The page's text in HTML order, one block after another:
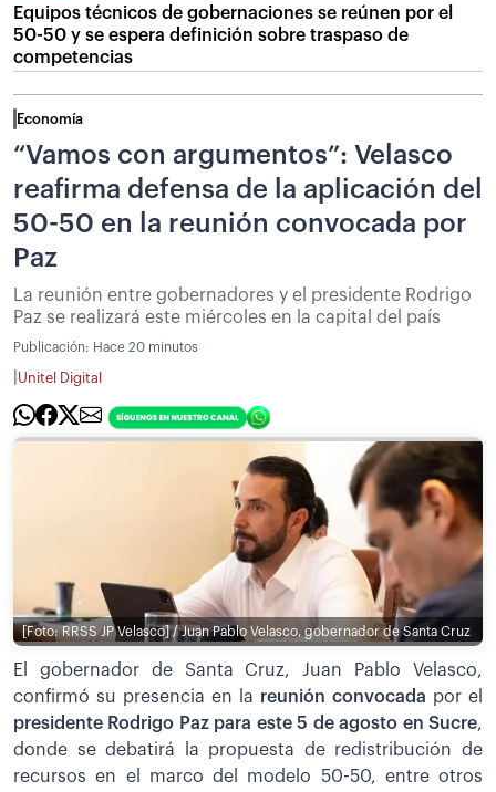
Equipos técnicos de gobernaciones se reúnen por el
50-50 y se espera definición sobre traspaso de
competencias
Economía
“Vamos con argumentos”: Velasco
reafirma defensa de la aplicación del
50-50 en la reunión convocada por
Paz
La reunión entre gobernadores y el presidente Rodrigo
Paz se realizará este miércoles en la capital del país
Publicación: Hace 20 minutos
Unitel Digital
[Foto: RRSS JP Velasco] / Juan Pablo Velasco, gobernador de Santa Cruz
El gobernador de Santa Cruz, Juan Pablo Velasco,
confirmó su presencia en la reunión convocada por el
presidente Rodrigo Paz para este 5 de agosto en Sucre,
donde se debatirá la propuesta de redistribución de
recursos en el marco del modelo 50-50, entre otros